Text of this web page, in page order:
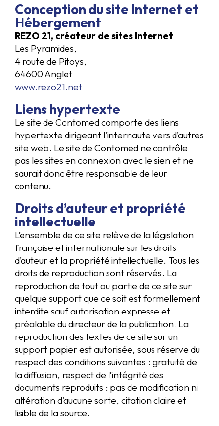
Conception du site Internet et
Hébergement
REZO 21, créateur de sites Internet
Les Pyramides,
4 route de Pitoys,
64600 Anglet
www.rezo21.net
Liens hypertexte
Le site de Contomed comporte des liens
hypertexte dirigeant l’internaute vers d’autres
site web. Le site de Contomed ne contrôle
pas les sites en connexion avec le sien et ne
saurait donc être responsable de leur
contenu.
Droits d’auteur et propriété
intellectuelle
L’ensemble de ce site relève de la législation
française et internationale sur les droits
d’auteur et la propriété intellectuelle. Tous les
droits de reproduction sont réservés. La
reproduction de tout ou partie de ce site sur
quelque support que ce soit est formellement
interdite sauf autorisation expresse et
préalable du directeur de la publication. La
reproduction des textes de ce site sur un
support papier est autorisée, sous réserve du
respect des conditions suivantes : gratuité de
la diffusion, respect de l’intégrité des
documents reproduits : pas de modification ni
altération d’aucune sorte, citation claire et
lisible de la source.